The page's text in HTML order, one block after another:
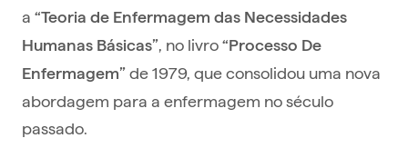
a “Teoria de Enfermagem das Necessidades
Humanas Básicas”, no livro “Processo De
Enfermagem” de 1979, que consolidou uma nova
abordagem para a enfermagem no século
passado.